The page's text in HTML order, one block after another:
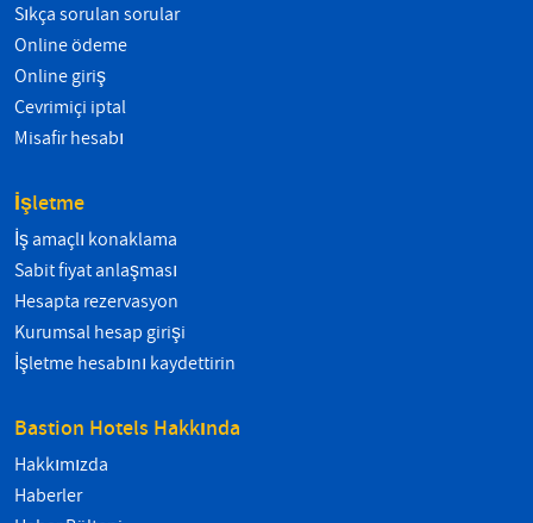
Sıkça sorulan sorular
Online ödeme
Online giriş
Çevrimiçi iptal
Misafir hesabı
İşletme
İş amaçlı konaklama
Sabit fiyat anlaşması
Hesapta rezervasyon
Kurumsal hesap girişi
İşletme hesabını kaydettirin
Bastion Hotels Hakkında
Hakkımızda
Haberler